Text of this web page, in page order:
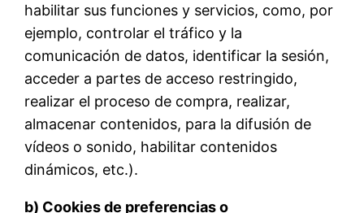
habilitar sus funciones y servicios, como, por
ejemplo, controlar el tráfico y la
comunicación de datos, identificar la sesión,
acceder a partes de acceso restringido,
realizar el proceso de compra, realizar,
almacenar contenidos, para la difusión de
vídeos o sonido, habilitar contenidos
dinámicos, etc.).
b) Cookies de preferencias o